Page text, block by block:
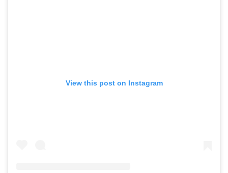
View this post on Instagram